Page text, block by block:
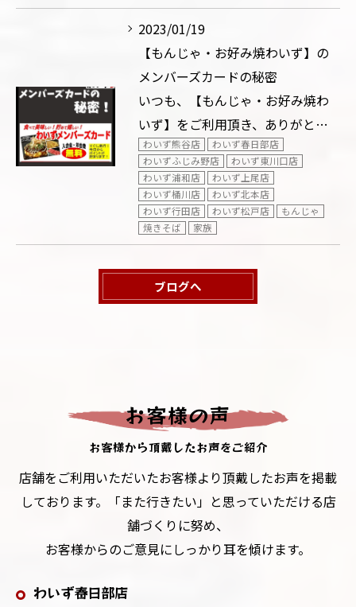
2023/01/19
【もんじゃ・お好み焼わいず】の
メンバーズカードの秘密
いつも、【もんじゃ・お好み焼わ
いず】をご利用頂き、ありがと…
わいず熊谷店
わいず春日部店
わいずふじみ野店
わいず東川口店
わいず浦和店
わいず上尾店
わいず桶川店
わいず北本店
わいず行田店
わいず松戸店
もんじゃ
焼きそば
家族
ブログへ
お客様の声
お客様から頂戴したお声をご紹介
店舗をご利用いただいたお客様より頂戴したお声を掲載
しております。「また行きたい」と思っていただける店
舗づくりに努め、
お客様からのご意見にしっかり耳を傾けます。
わいず春日部店